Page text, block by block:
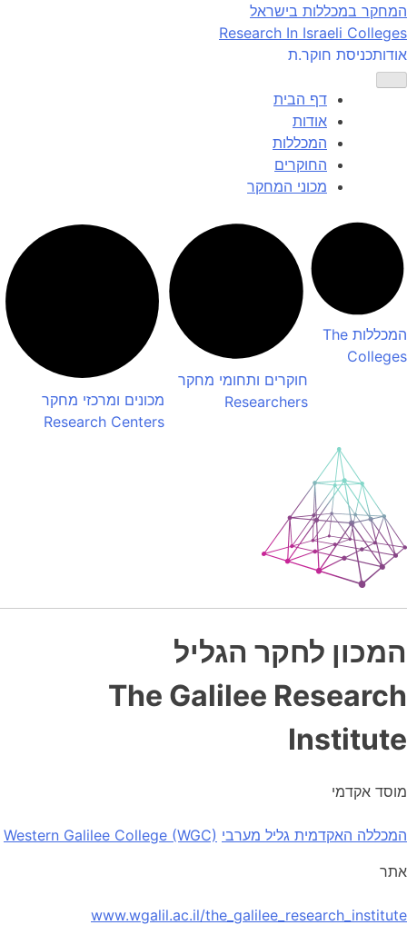
Skip
to
content
המחקר במכללות בישראל
Research In Israeli Colleges
אודותכניסת חוקר.ת
דף הבית
אודות
המכללות
החוקרים
מכוני המחקר
המכללות The
Colleges
חוקרים ותחומי מחקר
Researchers
מכונים ומרכזי מחקר
Research Centers
המכון לחקר הגליל
The Galilee Research
Institute
מוסד אקדמי
המכללה האקדמית גליל מערבי Western Galilee College (WGC)
אתר
www.wgalil.ac.il/the_galilee_research_institute